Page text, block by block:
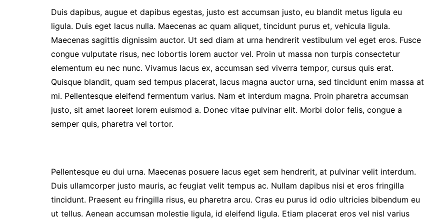
Prestasi Sekolah
Makna / Arti Logo
Duis dapibus, augue et dapibus egestas, justo est accumsan justo, eu blandit metus ligula eu
ligula. Duis eget lacus nulla. Maecenas ac quam aliquet, tincidunt purus et, vehicula ligula.
Maecenas sagittis dignissim auctor. Ut sed diam at urna hendrerit vestibulum vel eget eros. Fusce
congue vulputate risus, nec lobortis lorem auctor vel. Proin ut massa non turpis consectetur
elementum eu nec nunc. Vivamus lacus ex, accumsan sed viverra tempor, cursus quis erat.
Quisque blandit, quam sed tempus placerat, lacus magna auctor urna, sed tincidunt enim massa at
mi. Pellentesque eleifend fermentum varius. Nam et interdum magna. Proin pharetra accumsan
justo, sit amet laoreet lorem euismod a. Donec vitae pulvinar elit. Morbi dolor felis, congue a
semper quis, pharetra vel tortor.
Pellentesque eu dui urna. Maecenas posuere lacus eget sem hendrerit, at pulvinar velit interdum.
Duis ullamcorper justo mauris, ac feugiat velit tempus ac. Nullam dapibus nisi et eros fringilla
tincidunt. Praesent eu fringilla risus, eu pharetra arcu. Cras eu purus id odio ultricies bibendum eu
ut tellus. Aenean accumsan molestie ligula, id eleifend ligula. Etiam placerat eros vel nisl varius